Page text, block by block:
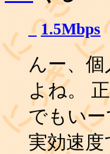
_ 1.5Mbps
んー、
よね。
でもい
実効速